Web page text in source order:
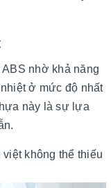
nhờ khả năng
ở mức độ nhất
này là sự lựa
không thể thiếu